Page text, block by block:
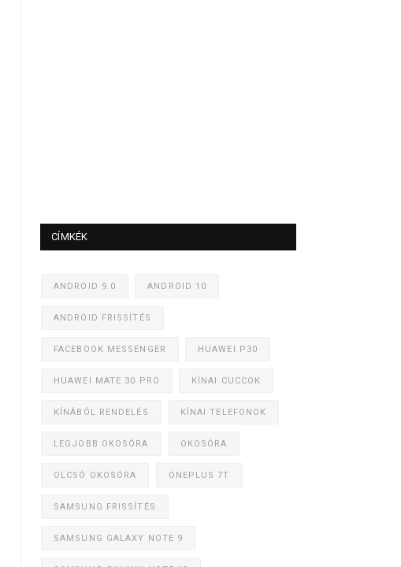
CÍMKÉK
ANDROID 9.0 ANDROID 10
ANDROID FRISSÍTÉS
FACEBOOK MESSENGER HUAWEI P30
HUAWEI MATE 30 PRO KÍNAI CUCCOK
KÍNÁBÓL RENDELÉS KÍNAI TELEFONOK
LEGJOBB OKOSÓRA OKOSÓRA
OLCSÓ OKOSÓRA ONEPLUS 7T
SAMSUNG FRISSÍTÉS
SAMSUNG GALAXY NOTE 9